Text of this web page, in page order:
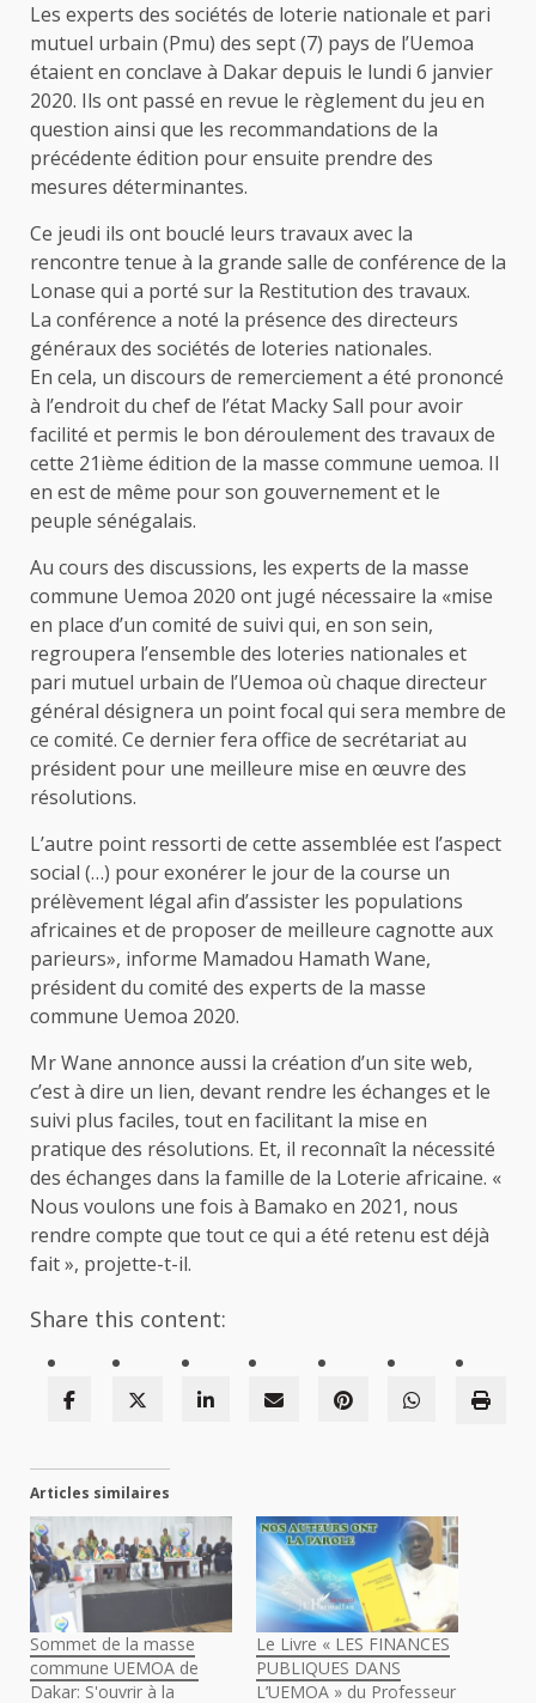
Les experts des sociétés de loterie nationale et pari
mutuel urbain (Pmu) des sept (7) pays de l’Uemoa
étaient en conclave à Dakar depuis le lundi 6 janvier
2020. Ils ont passé en revue le règlement du jeu en
question ainsi que les recommandations de la
précédente édition pour ensuite prendre des
mesures déterminantes.
Ce jeudi ils ont bouclé leurs travaux avec la
rencontre tenue à la grande salle de conférence de la
Lonase qui a porté sur la Restitution des travaux.
La conférence a noté la présence des directeurs
généraux des sociétés de loteries nationales.
En cela, un discours de remerciement a été prononcé
à l’endroit du chef de l’état Macky Sall pour avoir
facilité et permis le bon déroulement des travaux de
cette 21ième édition de la masse commune uemoa. Il
en est de même pour son gouvernement et le
peuple sénégalais.
Au cours des discussions, les experts de la masse
commune Uemoa 2020 ont jugé nécessaire la «mise
en place d’un comité de suivi qui, en son sein,
regroupera l’ensemble des loteries nationales et
pari mutuel urbain de l’Uemoa où chaque directeur
général désignera un point focal qui sera membre de
ce comité. Ce dernier fera office de secrétariat au
président pour une meilleure mise en œuvre des
résolutions.
L’autre point ressorti de cette assemblée est l’aspect
social (…) pour exonérer le jour de la course un
prélèvement légal afin d’assister les populations
africaines et de proposer de meilleure cagnotte aux
parieurs», informe Mamadou Hamath Wane,
président du comité des experts de la masse
commune Uemoa 2020.
Mr Wane annonce aussi la création d’un site web,
c’est à dire un lien, devant rendre les échanges et le
suivi plus faciles, tout en facilitant la mise en
pratique des résolutions. Et, il reconnaît la nécessité
des échanges dans la famille de la Loterie africaine. «
Nous voulons une fois à Bamako en 2021, nous
rendre compte que tout ce qui a été retenu est déjà
fait », projette-t-il.
Share this content:
Articles similaires
Sommet de la masse
commune UEMOA de
Dakar: S'ouvrir à la
Le Livre « LES FINANCES
PUBLIQUES DANS
L’UEMOA » du Professeur